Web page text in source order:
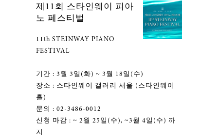
제11회 스타인웨이 피아
노 페스티벌
11th STEINWAY PIANO
FESTIVAL
기간 : 3월 3일(화) ~ 3월 18일(수)
장소 : 스타인웨이 갤러리 서울 (스타인웨이
홀)
문의 : 02-3486-0012
신청 마감 : ~ 2월 25일(수), ~3월 4일(수) 까
지